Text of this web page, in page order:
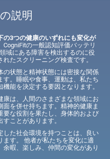
説明
の3つの健康のいずれにも変化が
CogniFitの一般認知評価バッテリ
域にある障害を検出するのに役
たスクリーニング検査です。
の状態と精神状態には密接な関係
す。睡眠や食事、運動は、私たち
能を決定する要因となります。
康は、人間のさまざまな領域にお
を併せ持ちます。精神的健康ま
要な役割を果たし、身体的および
ことがあります。
した社会環境を持つことは、良い
す。 他者が私たちを変化に適
暇、楽しみ、仲間の変化があり